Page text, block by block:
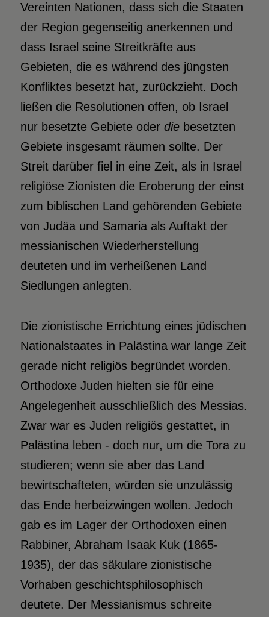
Vereinten Nationen, dass sich die Staaten
der Region gegenseitig anerkennen und
dass Israel seine Streitkräfte aus
Gebieten, die es während des jüngsten
Konfliktes besetzt hat, zurückzieht. Doch
ließen die Resolutionen offen, ob Israel
nur besetzte Gebiete oder diebesetzten
Gebiete insgesamt räumen sollte. Der
Streit darüber fiel in eine Zeit, als in Israel
religiöse Zionisten die Eroberung der einst
zum biblischen Land gehörenden Gebiete
von Judäa und Samaria als Auftakt der
messianischen Wiederherstellung
deuteten und im verheißenen Land
Siedlungen anlegten.
Die zionistische Errichtung eines jüdischen
Nationalstaates in Palästina war lange Zeit
gerade nicht religiös begründet worden.
Orthodoxe Juden hielten sie für eine
Angelegenheit ausschließlich des Messias.
Zwar war es Juden religiös gestattet, in
Palästina leben - doch nur, um die Tora zu
studieren; wenn sie aber das Land
bewirtschafteten, würden sie unzulässig
das Ende herbeizwingen wollen. Jedoch
gab es im Lager der Orthodoxen einen
Rabbiner, Abraham Isaak Kuk (1865-
1935), der das säkulare zionistische
Vorhaben geschichtsphilosophisch
deutete. Der Messianismus schreite